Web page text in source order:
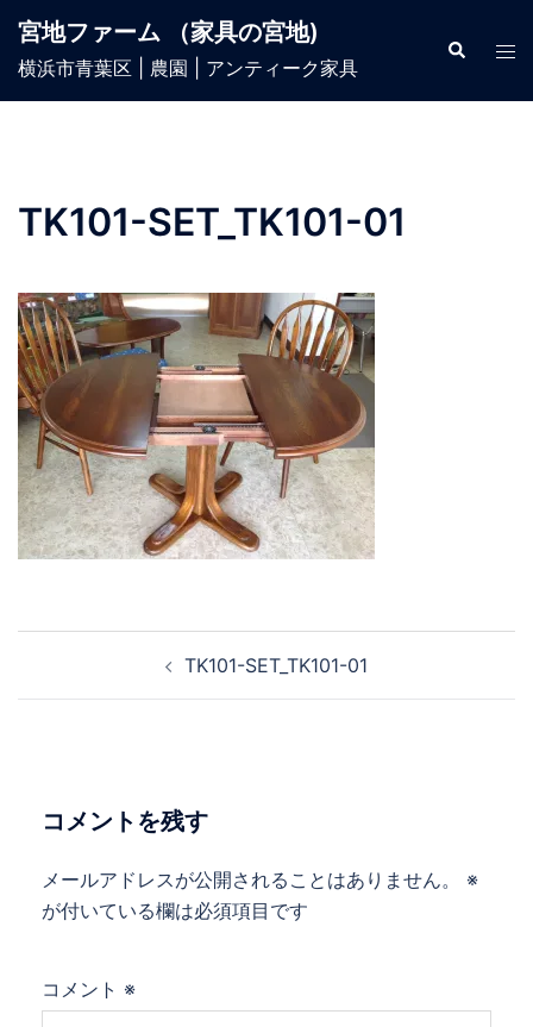
宮地ファーム （家具の宮地)
横浜市青葉区 | 農園 | アンティーク家具
TK101-SET_TK101-01
TK101-SET_TK101-01
コメントを残す
メールアドレスが公開されることはありません。
※
が付いている欄は必須項目です
コメント ※